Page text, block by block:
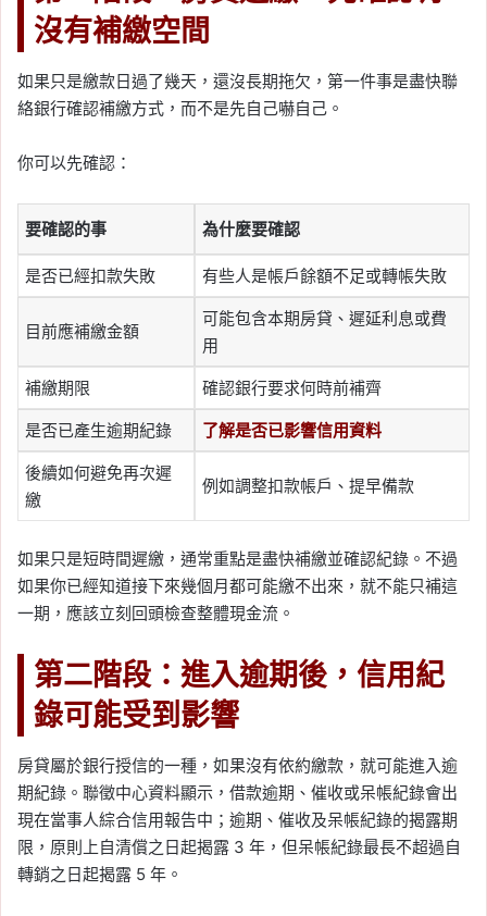
沒有補繳空間
如果只是繳款日過了幾天，還沒長期拖欠，第一件事是盡快聯
絡銀行確認補繳方式，而不是先自己嚇自己。
你可以先確認：
要確認的事 為什麼要確認
是否已經扣款失敗 有些人是帳戶餘額不足或轉帳失敗
目前應補繳金額
可能包含本期房貸、遲延利息或費
用
補繳期限 確認銀行要求何時前補齊
是否已產生逾期紀錄 了解是否已影響信用資料
後續如何避免再次遲
繳
例如調整扣款帳戶、提早備款
如果只是短時間遲繳，通常重點是盡快補繳並確認紀錄。不過
如果你已經知道接下來幾個月都可能繳不出來，就不能只補這
一期，應該立刻回頭檢查整體現金流。
第二階段：進入逾期後，信用紀
錄可能受到影響
房貸屬於銀行授信的一種，如果沒有依約繳款，就可能進入逾
期紀錄。聯徵中心資料顯示，借款逾期、催收或呆帳紀錄會出
現在當事人綜合信用報告中；逾期、催收及呆帳紀錄的揭露期
限，原則上自清償之日起揭露 3 年，但呆帳紀錄最長不超過自
轉銷之日起揭露 5 年。